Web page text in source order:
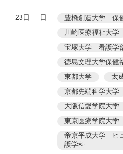
23日 日
豊橋創造大学 保
川崎医療福祉大学
宝塚大学 看護学
徳島文理大学保健
東都大学
太
京都先端科学大学
大阪信愛学院大学
東京医療学院大学
帝京平成大学 ヒ
護学科